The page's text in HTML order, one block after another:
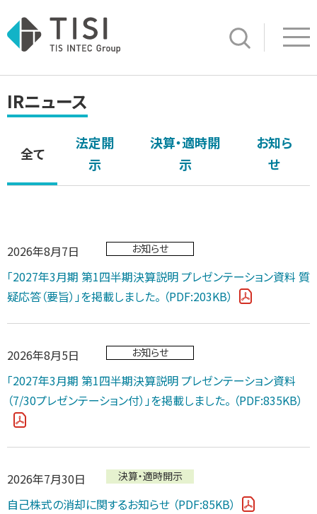
サイト内検索
IRニュース
全て
法定開
示
決算・適時開
示
お知ら
せ
2026年8月7日 お知らせ
「2027年3月期 第1四半期決算説明 プレゼンテーション資料 質
疑応答（要旨）」を掲載しました。 （PDF:203KB）
2026年8月5日 お知らせ
「2027年3月期 第1四半期決算説明 プレゼンテーション資料
（7/30プレゼンテーション付）」を掲載しました。 （PDF:835KB）
2026年7月30日 決算・適時開示
自己株式の消却に関するお知らせ （PDF:85KB）